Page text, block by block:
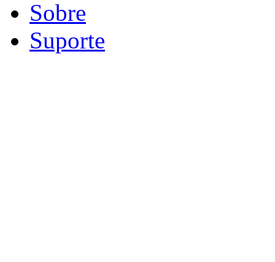
Sobre
Suporte